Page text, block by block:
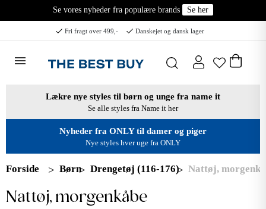
Se vores nyheder fra populære brands Se her
Fri fragt over 499,- Danskejet og dansk lager
Lækre nye styles til børn og unge fra name it
Se alle styles fra Name it her
Nyheder fra ONLY til damer og piger
Nye styles hver uge fra ONLY
Forside Børn Drengetøj (116-176) Nattøj,
Nattøj, morgenkåbe